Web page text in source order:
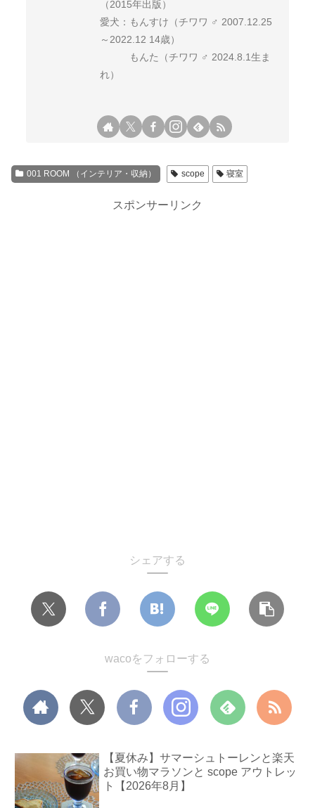
（2015年出版）
愛犬：もんすけ（チワワ ♂ 2007.12.25
～2022.12 14歳）
もんた（チワワ ♂ 2024.8.1生ま
れ）
001 ROOM （インテリア・収納） scope 寝室
スポンサーリンク
シェアする
wacoをフォローする
【夏休み】サマーシュトーレンと楽天
お買い物マラソンと scope アウトレッ
ト【2026年8月】